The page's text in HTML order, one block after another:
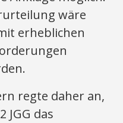
wäre
erheblichen
regte daher an,
JGG das